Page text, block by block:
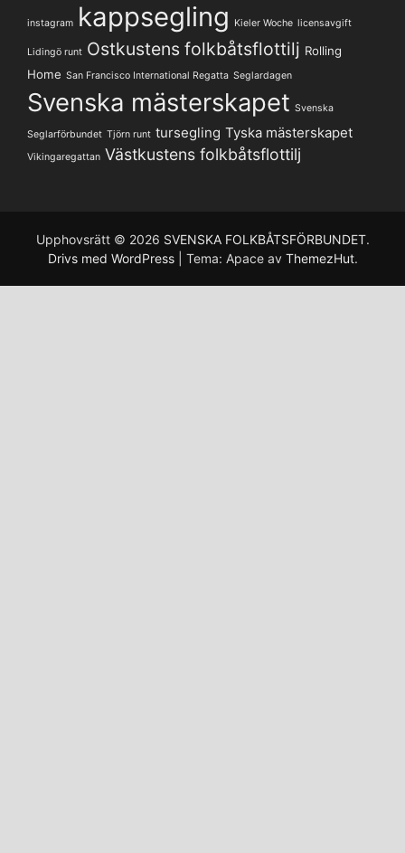
instagram kappsegling Kieler Woche licensavgift
Lidingö runt Ostkustens folkbåtsflottilj Rolling
Home San Francisco International Regatta Seglardagen
Svenska mästerskapet Svenska
Seglarförbundet Tjörn runt tursegling Tyska mästerskapet
Vikingaregattan Västkustens folkbåtsflottilj
Upphovsrätt © 2026 SVENSKA FOLKBÅTSFÖRBUNDET.
Drivs med WordPress
Tema: Apace av ThemezHut.